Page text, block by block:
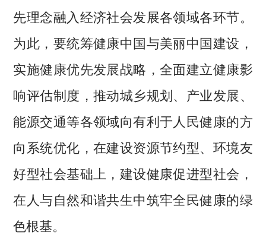
先理念融入经济社会发展各领域各环节。
为此，要统筹健康中国与美丽中国建设，
实施健康优先发展战略，全面建立健康影
响评估制度，推动城乡规划、产业发展、
能源交通等各领域向有利于人民健康的方
向系统优化，在建设资源节约型、环境友
好型社会基础上，建设健康促进型社会，
在人与自然和谐共生中筑牢全民健康的绿
色根基。